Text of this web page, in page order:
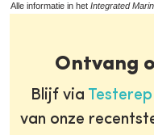
Alle informatie in het Integrated
Ontvang
Blijf via
van onze